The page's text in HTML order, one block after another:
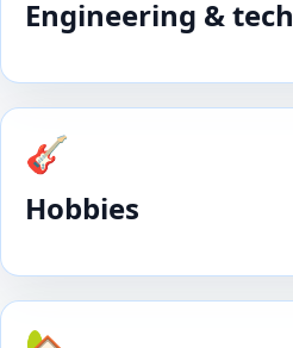
Engineering & tech
🎸
Hobbies